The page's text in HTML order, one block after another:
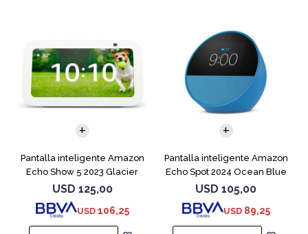
Pantalla inteligente Amazon
Echo Show 5 2023 Glacier
White
USD 125,00
USD 106,25
Pantalla inteligente Amazon
Echo Spot 2024 Ocean Blue
USD 105,00
USD 89,25